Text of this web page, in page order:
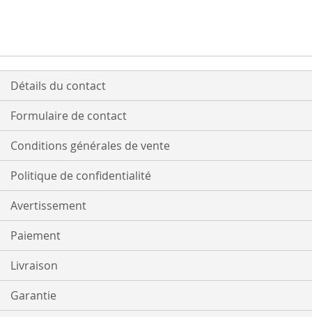
Détails du contact
Formulaire de contact
Conditions générales de vente
Politique de confidentialité
Avertissement
Paiement
Livraison
Garantie